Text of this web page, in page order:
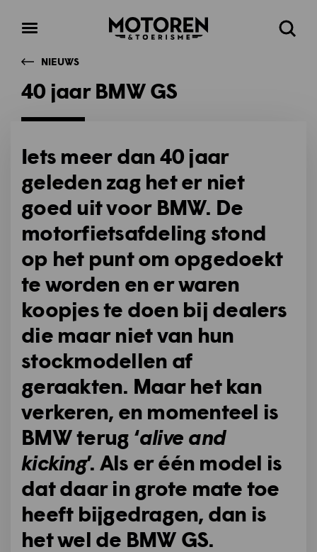
Open
Homepage Zoeken
NIEUWS
40 jaar BMW GS
Iets meer dan 40 jaar
geleden zag het er niet
goed uit voor BMW. De
motorfietsafdeling stond
op het punt om opgedoekt
te worden en er waren
koopjes te doen bij dealers
die maar niet van hun
stockmodellen af
geraakten. Maar het kan
verkeren, en momenteel is
BMW terug ‘alive and
kicking’. Als er één model is
dat daar in grote mate toe
heeft bijgedragen, dan is
het wel de BMW GS.